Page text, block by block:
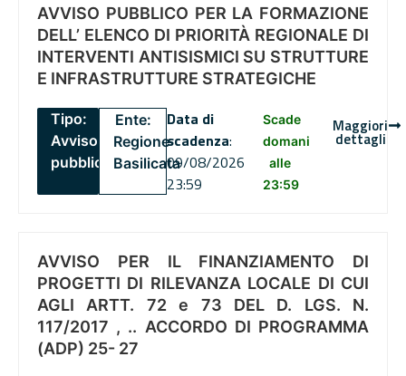
AVVISO PUBBLICO PER LA FORMAZIONE
DELL’ ELENCO DI PRIORITÀ REGIONALE DI
INTERVENTI ANTISISMICI SU STRUTTURE
E INFRASTRUTTURE STRATEGICHE
Tipo:
Avviso
pubblico
Ente:
Regione
Basilicata
Data di
scadenza:
09/08/2026
23:59
Scade
domani
alle
23:59
Maggiori
dettagli
AVVISO PER IL FINANZIAMENTO DI
PROGETTI DI RILEVANZA LOCALE DI CUI
AGLI ARTT. 72 e 73 DEL D. LGS. N.
117/2017 , .. ACCORDO DI PROGRAMMA
(ADP) 25- 27